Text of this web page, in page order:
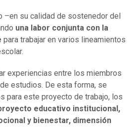
–en su calidad de sostenedor del
una labor conjunta con la
para trabajar en varios lineamientos
experiencias entre los miembros
estudios. De esta forma, se
para este proyecto de trabajo, los
educativo institucional,
y bienestar, dimensión